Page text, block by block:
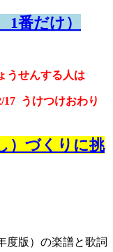
番だけ）
うせんする人は
うけつけおわり
）づくりに挑
度版）の楽譜と歌詞